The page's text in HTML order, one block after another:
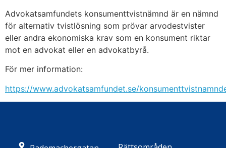
Advokatsamfundets konsumenttvistnämnd är en nämnd
för alternativ tvistlösning som prövar arvodestvister
eller andra ekonomiska krav som en konsument riktar
mot en advokat eller en advokatbyrå.
För mer information:
https://www.advokatsamfundet.se/